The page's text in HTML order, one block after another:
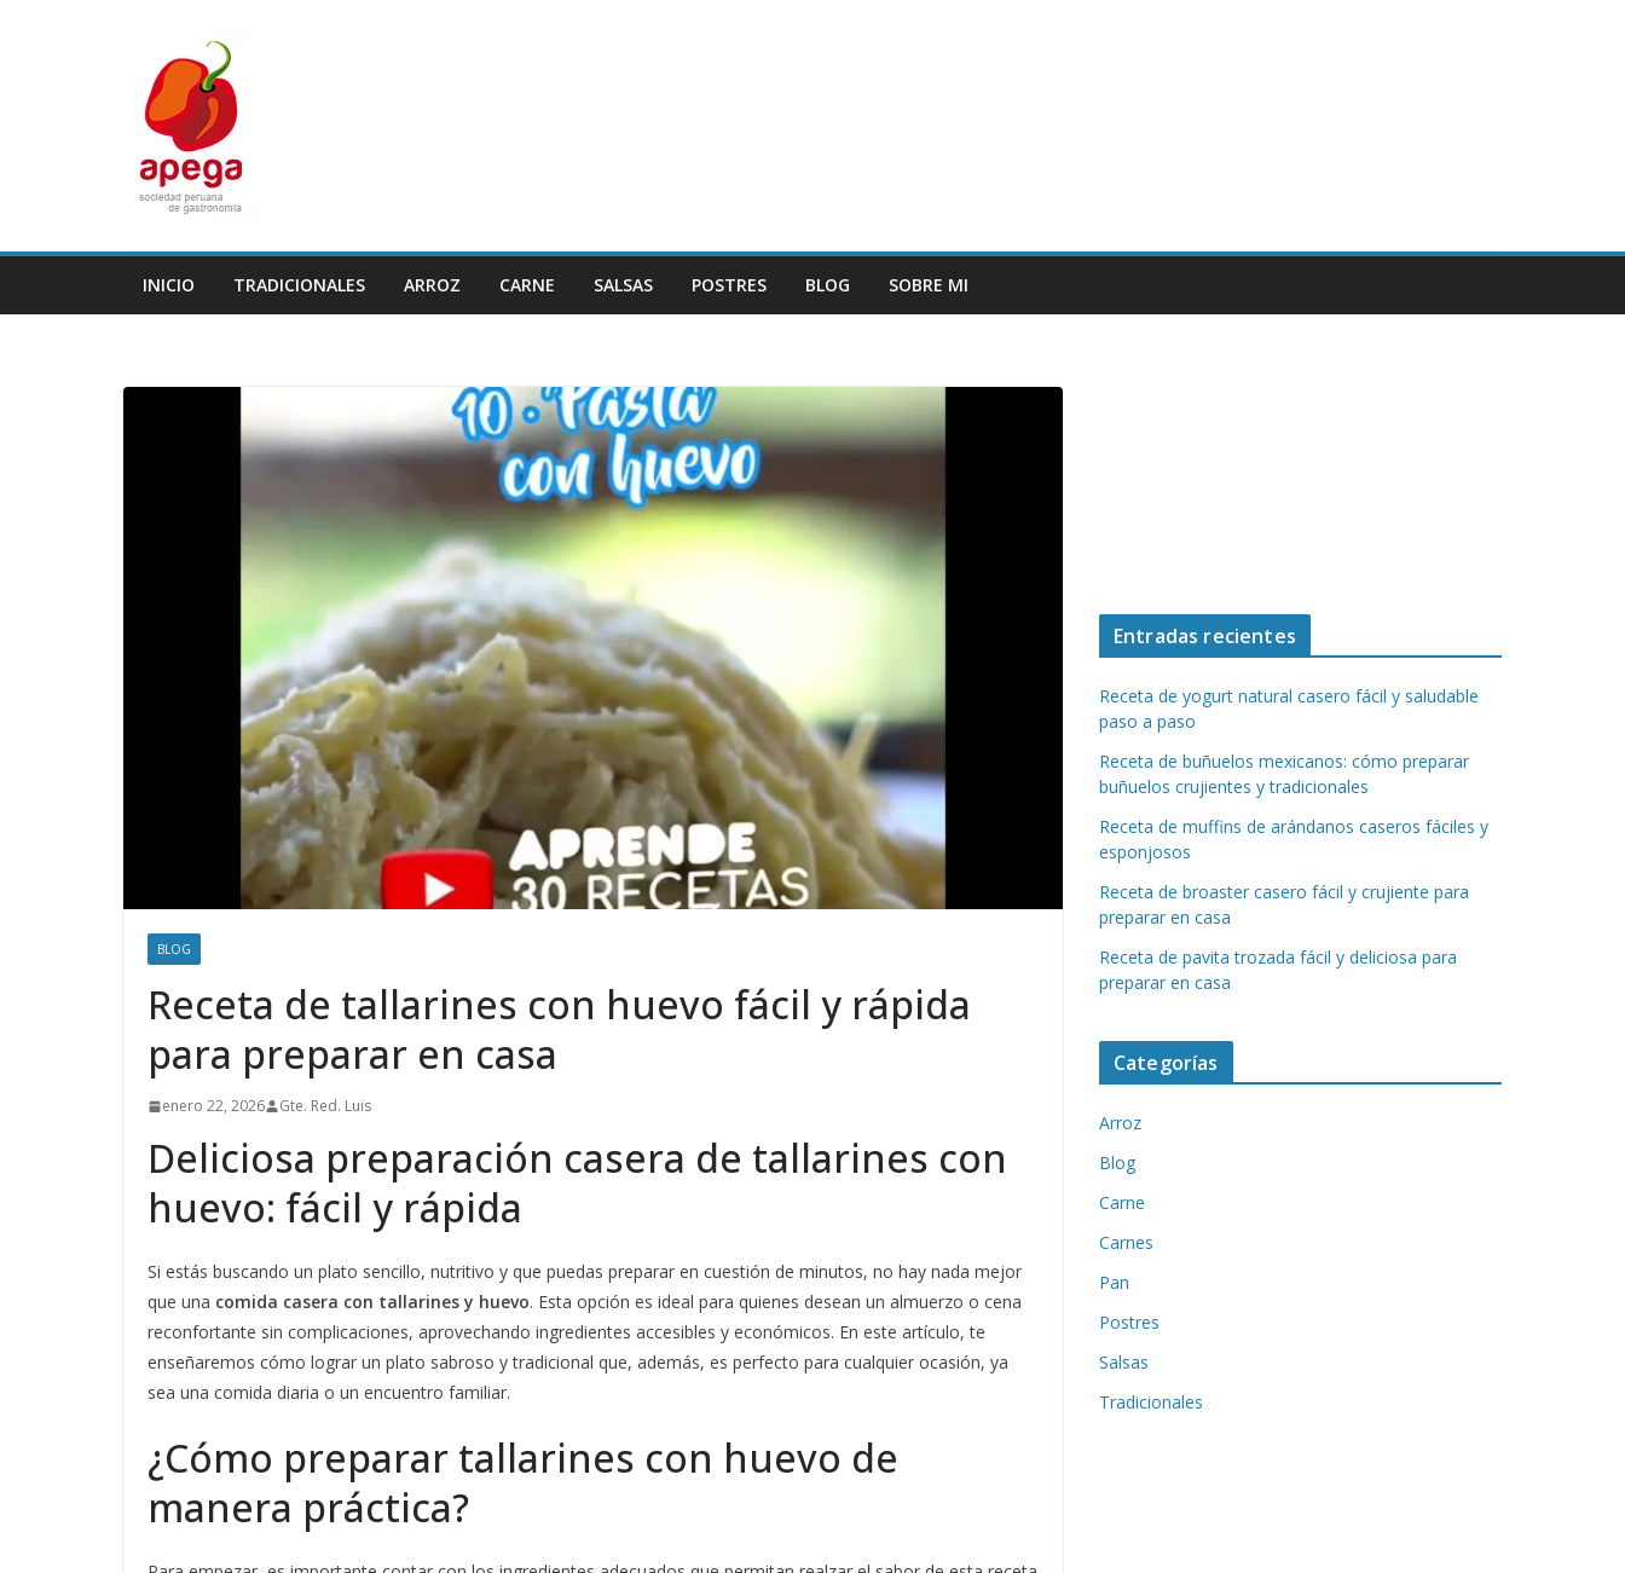
INICIO TRADICIONALES ARROZ CARNE SALSAS POSTRES BLOG SOBRE MI
BLOG
Receta de tallarines con huevo fácil y rápida
para preparar en casa
enero 22, 2026 Gte. Red. Luis
Deliciosa preparación casera de tallarines con
huevo: fácil y rápida
Si estás buscando un plato sencillo, nutritivo y que puedas preparar en cuestión de minutos, no hay nada mejor
que una comida casera con tallarines y huevo. Esta opción es ideal para quienes desean un almuerzo o cena
reconfortante sin complicaciones, aprovechando ingredientes accesibles y económicos. En este artículo, te
enseñaremos cómo lograr un plato sabroso y tradicional que, además, es perfecto para cualquier ocasión, ya
sea una comida diaria o un encuentro familiar.
¿Cómo preparar tallarines con huevo de
manera práctica?
Entradas recientes
Receta de yogurt natural casero fácil y saludable
paso a paso
Receta de buñuelos mexicanos: cómo preparar
buñuelos crujientes y tradicionales
Receta de muffins de arándanos caseros fáciles y
esponjosos
Receta de broaster casero fácil y crujiente para
preparar en casa
Receta de pavita trozada fácil y deliciosa para
preparar en casa
Categorías
Arroz
Blog
Carne
Carnes
Pan
Postres
Salsas
Tradicionales